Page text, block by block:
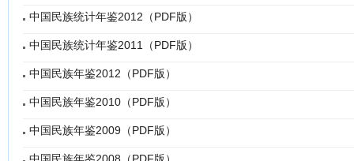
中国民族统计年鉴2012（PDF版）
中国民族统计年鉴2011（PDF版）
中国民族年鉴2012（PDF版）
中国民族年鉴2010（PDF版）
中国民族年鉴2009（PDF版）